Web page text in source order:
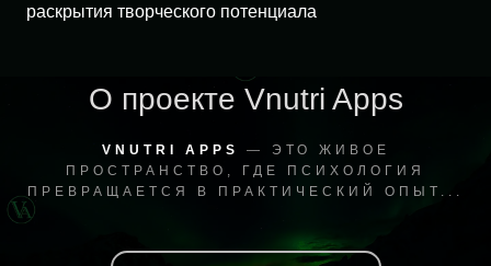
раскрытия творческого потенциала
О проекте Vnutri Apps
VNUTRI APPS
— ЭТО ЖИВОЕ
ПРОСТРАНСТВО, ГДЕ ПСИХОЛОГИЯ
ПРЕВРАЩАЕТСЯ В ПРАКТИЧЕСКИЙ ОПЫТ...